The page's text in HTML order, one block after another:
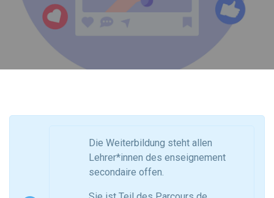
Die Weiterbildung steht allen
Lehrer*innen des enseignement
secondaire offen.